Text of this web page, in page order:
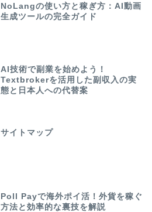
NoLangの使い方と稼ぎ方：AI動画
生成ツールの完全ガイド
AI技術で副業を始めよう！
Textbrokerを活用した副収入の実
態と日本人への代替案
サイトマップ
Poll Payで海外ポイ活！外貨を稼ぐ
方法と効率的な裏技を解説